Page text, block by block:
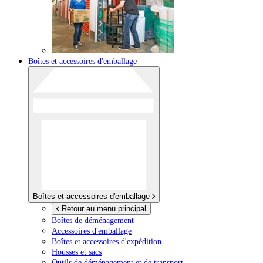
Boîtes et accessoires d'emballage
Boîtes et accessoires d'emballage
Retour au menu principal
Boîtes de déménagement
Accessoires d'emballage
Boîtes et accessoires d'expédition
Housses et sacs